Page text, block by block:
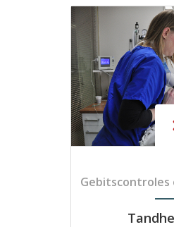
Gebitscontroles